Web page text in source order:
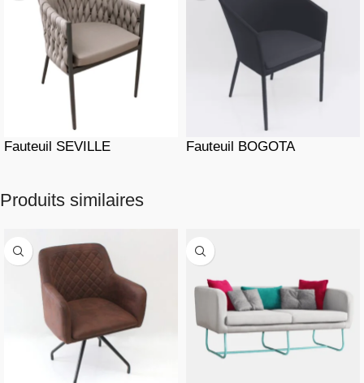
Fauteuil SEVILLE Fauteuil BOGOTA
Produits similaires